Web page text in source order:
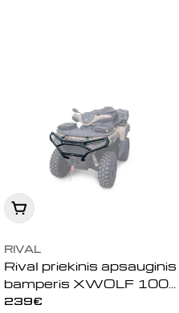
Įdėti į krepšelį
RIVAL
Rival priekinis apsauginis
bamperis XWOLF 1000
(2025)
Įprasta
239€